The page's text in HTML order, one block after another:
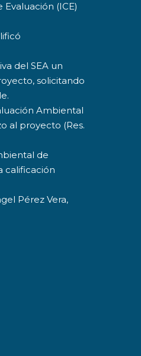
(ICE)
del SEA un
solicitando
Ambiental
al proyecto (Res.
de
calificación
Pérez Vera,